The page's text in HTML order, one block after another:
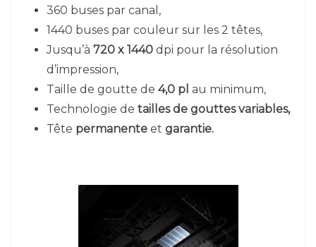
360 buses par canal,
1440 buses par couleur sur les 2 têtes,
Jusqu’à 720 x 1440 dpi pour la résolution
d’impression,
Taille de goutte de 4,0 pl au minimum,
Technologie de tailles de gouttes variables,
Tête permanente et garantie.